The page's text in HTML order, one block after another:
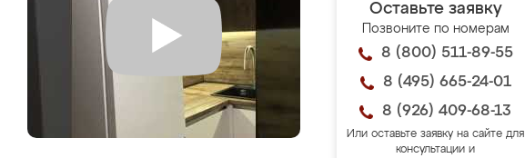
Оставьте заявку
Позвоните по номерам
8 (800) 511-89-55
8 (495) 665-24-01
8 (926) 409-68-13
Или оставьте заявку на сайте для
консультации и